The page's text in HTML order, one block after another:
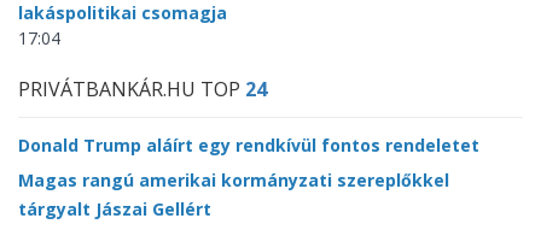
lakáspolitikai csomagja
17:04
PRIVÁTBANKÁR.HU TOP 24
Donald Trump aláírt egy rendkívül fontos rendeletet
Magas rangú amerikai kormányzati szereplőkkel
tárgyalt Jászai Gellért